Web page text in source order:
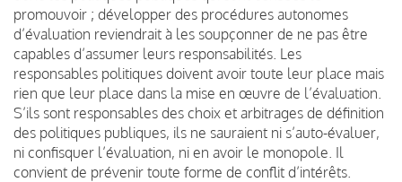
promouvoir ; développer des procédures autonomes
d’évaluation reviendrait à les soupçonner de ne pas être
capables d’assumer leurs responsabilités. Les
responsables politiques doivent avoir toute leur place mais
rien que leur place dans la mise en œuvre de l’évaluation.
S’ils sont responsables des choix et arbitrages de définition
des politiques publiques, ils ne sauraient ni s’auto-évaluer,
ni confisquer l’évaluation, ni en avoir le monopole. Il
convient de prévenir toute forme de conflit d’intérêts.